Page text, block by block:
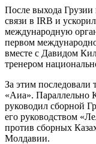
После выхода Грузии
связи в IRB и
международную
первом
вместе с Давидом
тренером
За этим последовали
«Аиа». Параллельно
руководил сборной
его руководством
против сборных
Молдавии.